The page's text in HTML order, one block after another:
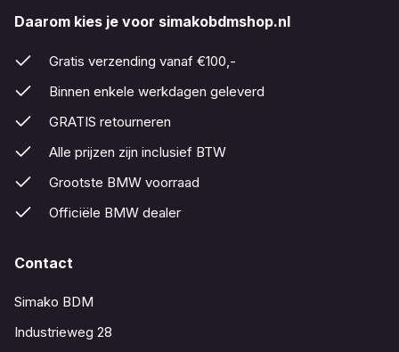
Daarom kies je voor simakobdmshop.nl
Gratis verzending vanaf €100,-
Binnen enkele werkdagen geleverd
GRATIS retourneren
Alle prijzen zijn inclusief BTW
Grootste BMW voorraad
Officiële BMW dealer
Contact
Simako BDM
Industrieweg 28